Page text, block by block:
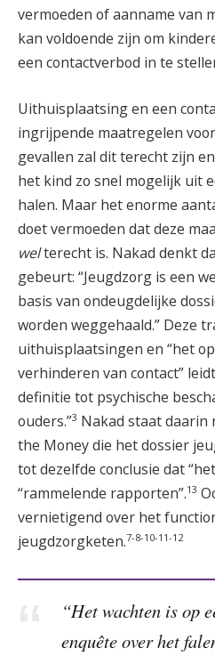
vermoeden of aanname van
kan voldoende zijn om
een contactverbod in te
Uithuisplaatsing en een
ingrijpende maatregelen
gevallen zal dit terecht zijn
het kind zo snel mogelijk uit
halen. Maar het enorme
doet vermoeden dat deze
welterecht is. Nakad denkt
gebeurt: “Jeugdzorg is een
basis van ondeugdelijke
worden weggehaald.” Deze
uithuisplaatsingen en “het
verhinderen van contact”
definitie tot psychische
ouders.”3 Nakad staat daarin
the Money die het dossier
tot dezelfde conclusie dat
“rammelende rapporten”.13
vernietigend over het
jeugdzorgketen.7-8-10-11-12
“Het wachten is op
enquête over het